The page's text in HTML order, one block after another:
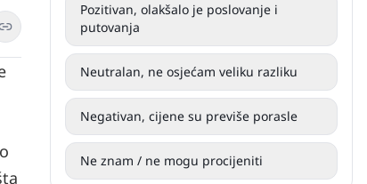
Pozitivan, olakšalo je poslovanje i
putovanja
Neutralan, ne osjećam veliku razliku
Negativan, cijene su previše porasle
Ne znam / ne mogu procijeniti